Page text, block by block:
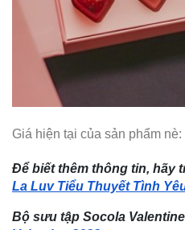
Giá hiện tại của sản phẩm
Để biết thêm thông tin, hãy
La Luv Tiểu Thuyết Tình
Bộ sưu tập Socola